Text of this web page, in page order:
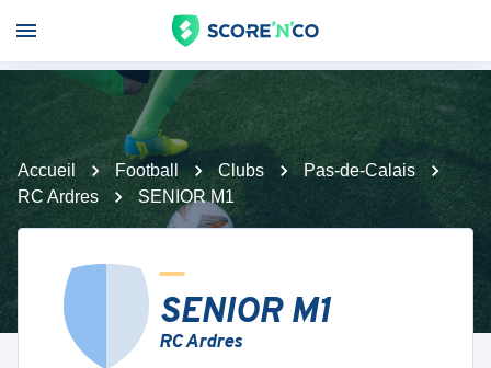
Accueil Football Clubs
Pas-de-Calais
RC Ardres
SENIOR M1
SENIOR M1
RC Ardres